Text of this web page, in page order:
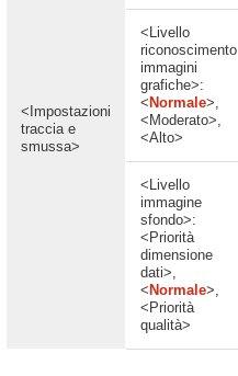
<Impostazioni
traccia e
smussa>
<Livello
riconoscimento
immagini
grafiche>:
< Normale>,
<Moderato>,
<Alto>
<Livello
immagine
sfondo>:
<Priorità
dimensione
dati>,
< Normale>,
<Priorità
qualità>